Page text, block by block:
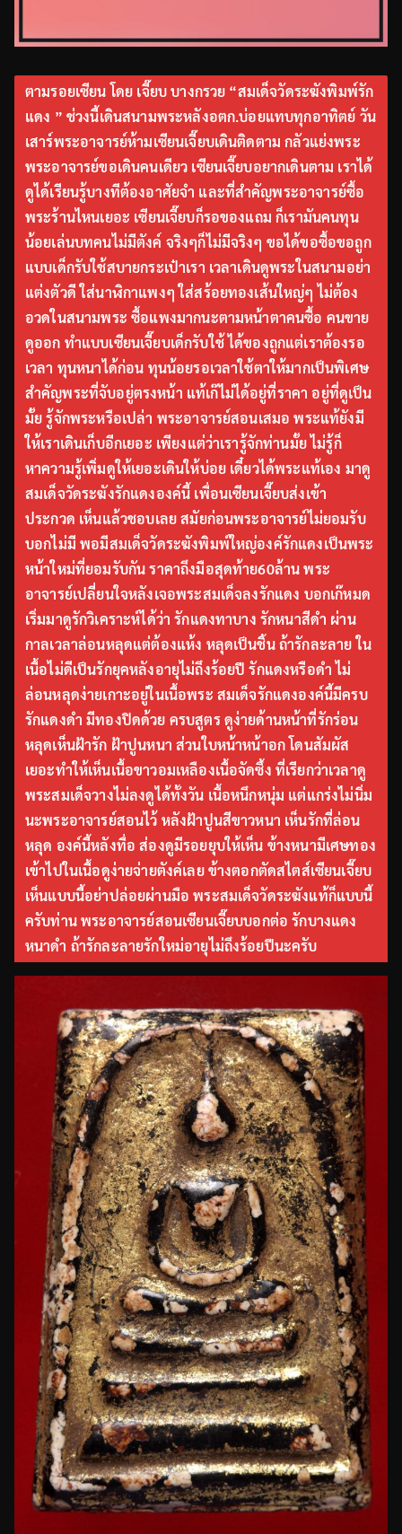
ตามรอยเซียน โดย เจี๊ยบ บางกรวย “สมเด็จวัดระฆังพิมพ์รัก
แดง ” ช่วงนี้เดินสนามพระหลังอตก.บ่อยแทบทุกอาทิตย์ วัน
เสาร์พระอาจารย์ห้ามเซียนเจี๊ยบเดินติดตาม กลัวแย่งพระ
พระอาจารย์ขอเดินคนเดียว เซียนเจี๊ยบอยากเดินตาม เราได้
ดูได้เรียนรู้บางทีต้องอาศัยจำ และที่สำคัญพระอาจารย์ซื้อ
พระร้านไหนเยอะ เซียนเจี๊ยบก็รอของแถม ก็เรามันคนทุน
น้อยเล่นบทคนไม่มีตังค์ จริงๆก็ไม่มีจริงๆ ขอได้ขอซื้อขอถูก
แบบเด็กรับใช้สบายกระเป๋าเรา เวลาเดินดูพระในสนามอย่า
แต่งตัวดี ใส่นาฬิกาแพงๆ ใส่สร้อยทองเส้นใหญ่ๆ ไม่ต้อง
อวดในสนามพระ ซื้อแพงมากนะตามหน้าตาคนซื้อ คนขาย
ดูออก ทำแบบเซียนเจี๊ยบเด็กรับใช้ ได้ของถูกแต่เราต้องรอ
เวลา ทุนหนาได้ก่อน ทุนน้อยรอเวลาใช้ตาให้มากเป็นพิเศษ
สำคัญพระที่จับอยู่ตรงหน้า แท้เก๊ไม่ได้อยู่ที่ราคา อยู่ที่ดูเป็น
มั้ย รู้จักพระหรือเปล่า พระอาจารย์สอนเสมอ พระแท้ยังมี
ให้เราเดินเก็บอีกเยอะ เพียงแต่ว่าเรารู้จักท่านมั้ย ไม่รู้ก็
หาความรู้เพิ่มดูให้เยอะเดินให้บ่อย เดี๋ยวได้พระแท้เอง มาดู
สมเด็จวัดระฆังรักแดงองค์นี้ เพื่อนเซียนเจี๊ยบส่งเข้า
ประกวด เห็นแล้วชอบเลย สมัยก่อนพระอาจารย์ไม่ยอมรับ
บอกไม่มี พอมีสมเด็จวัดระฆังพิมพ์ใหญ่องค์รักแดงเป็นพระ
หน้าใหม่ที่ยอมรับกัน ราคาถึงมือสุดท้าย60ล้าน พระ
อาจารย์เปลี่ยนใจหลังเจอพระสมเด็จลงรักแดง บอกเก๊หมด
เริ่มมาดูรักวิเคราะห์ได้ว่า รักแดงทาบาง รักหนาสีดำ ผ่าน
กาลเวลาล่อนหลุดแต่ต้องแห้ง หลุดเป็นชิ้น ถ้ารักละลาย ใน
เนื้อไม่ดีเป็นรักยุคหลังอายุไม่ถึงร้อยปี รักแดงหรือดำ ไม่
ล่อนหลุดง่ายเกาะอยู่ในเนื้อพระ สมเด็จรักแดงองค์นี้มีครบ
รักแดงดำ มีทองปิดด้วย ครบสูตร ดูง่ายด้านหน้าที่รักร่อน
หลุดเห็นฝ้ารัก ฝ้าปูนหนา ส่วนใบหน้าหน้าอก โดนสัมผัส
เยอะทำให้เห็นเนื้อขาวอมเหลืองเนื้อจัดซึ้ง ที่เรียกว่าเวลาดู
พระสมเด็จวางไม่ลงดูได้ทั้งวัน เนื้อหนึกหนุ่ม แต่แกร่งไม่นิ่ม
นะพระอาจารย์สอนไว้ หลังฝ้าปูนสีขาวหนา เห็นรักที่ล่อน
หลุด องค์นี้หลังทื่อ ส่องดูมีรอยยุบให้เห็น ข้างหนามีเศษทอง
เข้าไปในเนื้อดูง่ายจ่ายตังค์เลย ข้างตอกตัดสไตส์เซียนเจี๊ยบ
เห็นแบบนี้อย่าปล่อยผ่านมือ พระสมเด็จวัดระฆังแท้ก็แบบนี้
ครับท่าน พระอาจารย์สอนเซียนเจี๊ยบบอกต่อ รักบางแดง
หนาดำ ถ้ารักละลายรักใหม่อายุไม่ถึงร้อยปีนะครับ